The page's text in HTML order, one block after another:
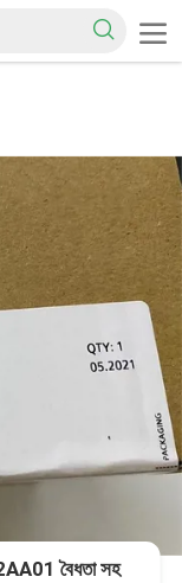
বৈধতা সহ